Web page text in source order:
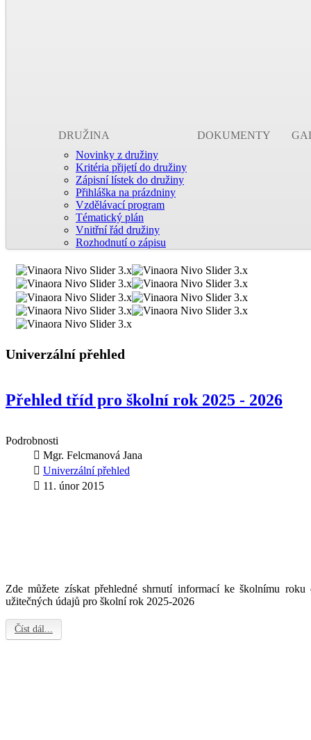
DRUŽINA
Novinky z družiny
Kritéria přijetí do družiny
Zápisní lístek do družiny
Přihláška na prázdniny
Vzdělávací program
Tématický plán
Vnitřní řád družiny
Rozhodnutí o zápisu
DOKUMENTY
Univerzální přehled
Přehled tříd pro školní rok 2025 - 2026
Podrobnosti
Mgr. Felcmanová Jana
Univerzální přehled
11. únor 2015
Zde můžete získat přehledné shrnutí informací ke školnímu
užitečných údajů pro školní rok 2025-2026
Číst dál...